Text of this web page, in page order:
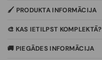
🖌️ PRODUKTA INFORMĀCIJA
🎨 KAS IETILPST KOMPLEKTĀ?
🚚 PIEGĀDES INFORMĀCIJA